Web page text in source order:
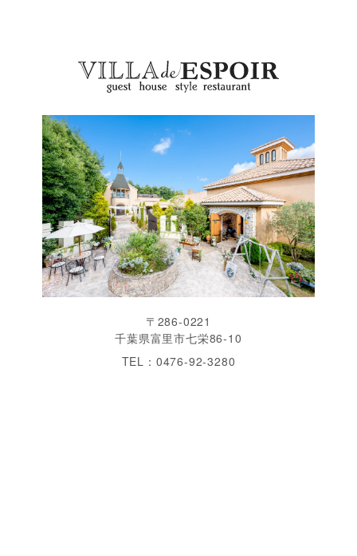
〒286-0221
千葉県富里市七栄86-10
TEL：0476-92-3280